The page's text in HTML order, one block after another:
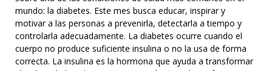
mundo: la diabetes. Este mes busca educar, inspirar y
motivar a las personas a prevenirla, detectarla a tiempo y
controlarla adecuadamente. La diabetes ocurre cuando el
cuerpo no produce suficiente insulina o no la usa de forma
correcta. La insulina es la hormona que ayuda a transformar